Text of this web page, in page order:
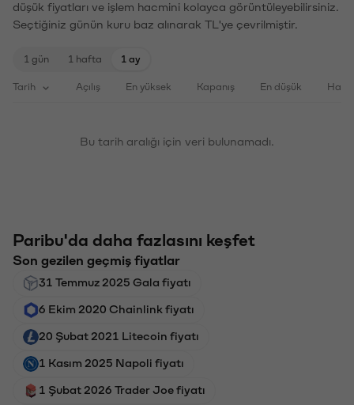
düşük fiyatları ve işlem hacmini kolayca görüntüleyebilirsiniz.
Seçtiğiniz günün kuru baz alınarak TL'ye çevrilmiştir.
1 gün 1 hafta 1 ay
Tarih Açılış En yüksek Kapanış En düşük
Bu tarih aralığı için veri bulunamadı.
Paribu'da daha fazlasını keşfet
Son gezilen geçmiş fiyatlar
31 Temmuz 2025 Gala fiyatı
6 Ekim 2020 Chainlink fiyatı
20 Şubat 2021 Litecoin fiyatı
1 Kasım 2025 Napoli fiyatı
1 Şubat 2026 Trader Joe fiyatı